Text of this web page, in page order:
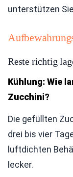
unterstützen
Reste richtig
Kühlung: Wie
Zucchini?
Die gefüllten
drei bis vier
luftdichten
lecker.